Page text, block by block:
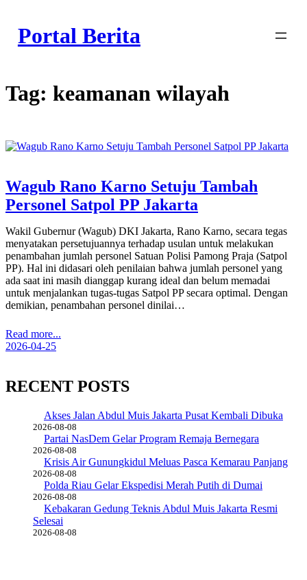
content
Portal Berita
Tag: keamanan wilayah
Wagub Rano Karno Setuju Tambah
Personel Satpol PP Jakarta
Wakil Gubernur (Wagub) DKI Jakarta, Rano Karno, secara tegas
menyatakan persetujuannya terhadap usulan untuk melakukan
penambahan jumlah personel Satuan Polisi Pamong Praja (Satpol
PP). Hal ini didasari oleh penilaian bahwa jumlah personel yang
ada saat ini masih dianggap kurang ideal dan belum memadai
untuk menjalankan tugas-tugas Satpol PP secara optimal. Dengan
demikian, penambahan personel dinilai…
Read more...
2026-04-25
RECENT POSTS
Akses Jalan Abdul Muis Jakarta Pusat Kembali Dibuka
2026-08-08
Partai NasDem Gelar Program Remaja Bernegara
2026-08-08
Krisis Air Gunungkidul Meluas Pasca Kemarau Panjang
2026-08-08
Polda Riau Gelar Ekspedisi Merah Putih di Dumai
2026-08-08
Kebakaran Gedung Teknis Abdul Muis Jakarta Resmi
Selesai
2026-08-08